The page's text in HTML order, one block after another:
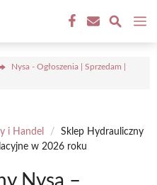
Nysa - Ogłoszenia | Sprzedam |
i Handel /
Sklep Hydrauliczny
w 2026 roku
Nysa –